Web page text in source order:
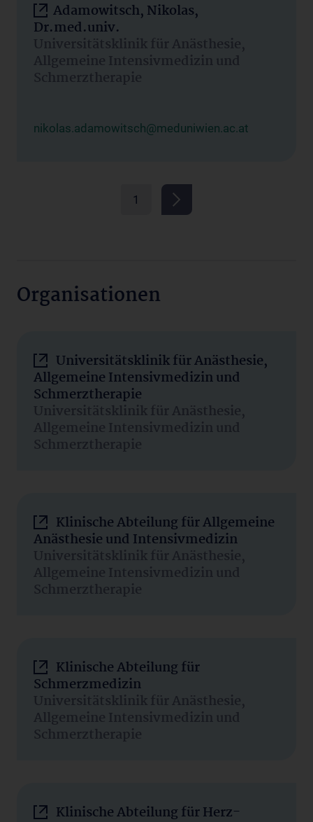
Adamowitsch, Nikolas,
Dr.med.univ.
Universitätsklinik für Anästhesie,
Allgemeine Intensivmedizin und
Schmerztherapie
nikolas.adamowitsch@meduniwien.ac.at
1
Organisationen
Universitätsklinik für Anästhesie,
Allgemeine Intensivmedizin und
Schmerztherapie
Universitätsklinik für Anästhesie,
Allgemeine Intensivmedizin und
Schmerztherapie
Klinische Abteilung für Allgemeine
Anästhesie und Intensivmedizin
Universitätsklinik für Anästhesie,
Allgemeine Intensivmedizin und
Schmerztherapie
Klinische Abteilung für
Schmerzmedizin
Universitätsklinik für Anästhesie,
Allgemeine Intensivmedizin und
Schmerztherapie
Klinische Abteilung für Herz-